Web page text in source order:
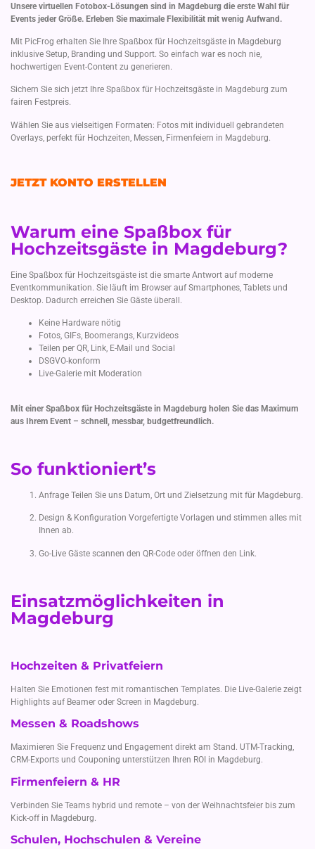
Unsere virtuellen Fotobox-Lösungen sind in Magdeburg die erste Wahl für
Events jeder Größe. Erleben Sie maximale Flexibilität mit wenig Aufwand.
Mit PicFrog erhalten Sie Ihre Spaßbox für Hochzeitsgäste in Magdeburg
inklusive Setup, Branding und Support. So einfach war es noch nie,
hochwertigen Event-Content zu generieren.
Sichern Sie sich jetzt Ihre Spaßbox für Hochzeitsgäste in Magdeburg zum
fairen Festpreis.
Wählen Sie aus vielseitigen Formaten: Fotos mit individuell gebrandeten
Overlays, perfekt für Hochzeiten, Messen, Firmenfeiern in Magdeburg.
JETZT KONTO ERSTELLEN
Warum eine Spaßbox für
Hochzeitsgäste in Magdeburg?
Eine Spaßbox für Hochzeitsgäste ist die smarte Antwort auf moderne
Eventkommunikation. Sie läuft im Browser auf Smartphones, Tablets und
Desktop. Dadurch erreichen Sie Gäste überall.
Keine Hardware nötig
Fotos, GIFs, Boomerangs, Kurzvideos
Teilen per QR, Link, E-Mail und Social
DSGVO-konform
Live-Galerie mit Moderation
Mit einer Spaßbox für Hochzeitsgäste in Magdeburg holen Sie das Maximum
aus Ihrem Event – schnell, messbar, budgetfreundlich.
So funktioniert’s
Anfrage Teilen Sie uns Datum, Ort und Zielsetzung mit für Magdeburg.
Design & Konfiguration Vorgefertigte Vorlagen und stimmen alles mit
Ihnen ab.
Go-Live Gäste scannen den QR-Code oder öffnen den Link.
Einsatzmöglichkeiten in
Magdeburg
Hochzeiten & Privatfeiern
Halten Sie Emotionen fest mit romantischen Templates. Die Live-Galerie zeigt
Highlights auf Beamer oder Screen in Magdeburg.
Messen & Roadshows
Maximieren Sie Frequenz und Engagement direkt am Stand. UTM-Tracking,
CRM-Exports und Couponing unterstützen Ihren ROI in Magdeburg.
Firmenfeiern & HR
Verbinden Sie Teams hybrid und remote – von der Weihnachtsfeier bis zum
Kick-off in Magdeburg.
Schulen, Hochschulen & Vereine